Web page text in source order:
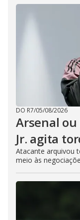
DO R7/05/08/2026
Arsenal
Jr. agita
Atacante arquivou
meio às